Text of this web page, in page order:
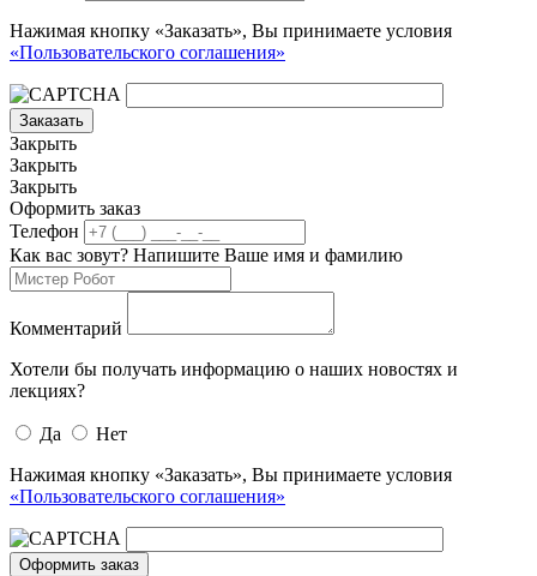
Нажимая кнопку «Заказать», Вы принимаете условия
«Пользовательского соглашения»
Заказать
Закрыть
Закрыть
Закрыть
Оформить заказ
Телефон
Как вас зовут? Напишите Ваше имя и фамилию
Комментарий
Хотели бы получать информацию о наших новостях и
лекциях?
Да
Нет
Нажимая кнопку «Заказать», Вы принимаете условия
«Пользовательского соглашения»
Оформить заказ